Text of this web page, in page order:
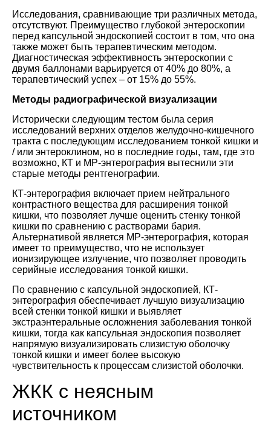
Исследования, сравнивающие три различных метода,
отсутствуют. Преимущество глубокой энтероскопии
перед капсульной эндоскопией состоит в том, что она
также может быть терапевтическим методом.
Диагностическая эффективность энтероскопии с
двумя баллонами варьируется от 40% до 80%, а
терапевтический успех – от 15% до 55%.
Методы радиографической визуализации
Исторически следующим тестом была серия
исследований верхних отделов желудочно-кишечного
тракта с последующим исследованием тонкой кишки и
/ или энтероклином, но в последние годы, там, где это
возможно, КТ и МР-энтерография вытеснили эти
старые методы рентгенографии.
КТ-энтерография включает прием нейтрального
контрастного вещества для расширения тонкой
кишки, что позволяет лучше оценить стенку тонкой
кишки по сравнению с растворами бария.
Альтернативой является МР-энтерография, которая
имеет то преимущество, что не использует
ионизирующее излучение, что позволяет проводить
серийные исследования тонкой кишки.
По сравнению с капсульной эндоскопией, КТ-
энтерография обеспечивает лучшую визуализацию
всей стенки тонкой кишки и выявляет
экстраэнтеральные осложнения заболевания тонкой
кишки, тогда как капсульная эндоскопия позволяет
напрямую визуализировать слизистую оболочку
тонкой кишки и имеет более высокую
чувствительность к процессам слизистой оболочки.
ЖКК с неясным
источником